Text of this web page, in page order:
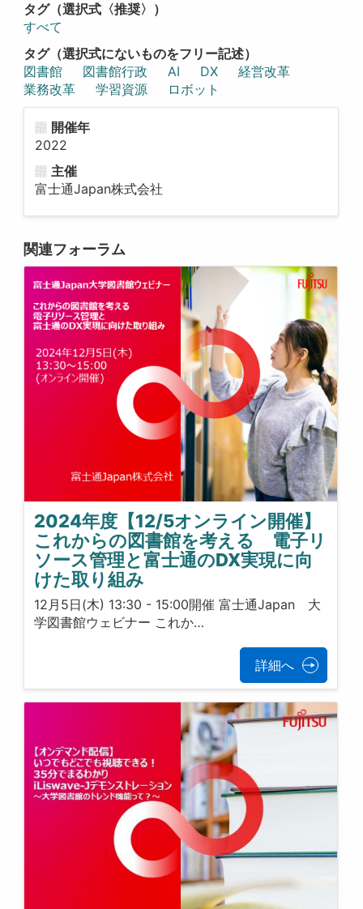
タグ（選択式〈推奨〉）
すべて
タグ（選択式にないものをフリー記述）
図書館
図書館行政 AI DX
経営改革
業務改革
学習資源 ロボット
開催年
2022
主催
富士通Japan株式会社
関連フォーラム
2024年度【12/5オンライン開催】
これからの図書館を考える 電子リ
ソース管理と富士通のDX実現に向
けた取り組み
12月5日(木) 13:30 - 15:00開催 富士通Japan 大
学図書館ウェビナー これか…
詳細へ